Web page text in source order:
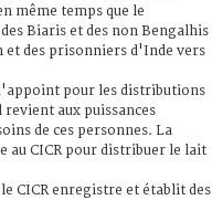
même temps que le
Biaris et des non Bengalhis
et des prisonniers d'Inde vers
pour les distributions
aux puissances
de ces personnes. La
au CICR pour distribuer le lait
CICR enregistre et établit des